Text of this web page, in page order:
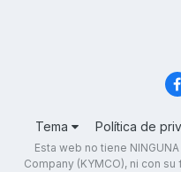
Tema Política de
Esta web no tiene
Company (KYMCO), ni con